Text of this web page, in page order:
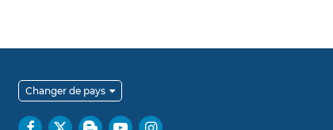
Changer de pays